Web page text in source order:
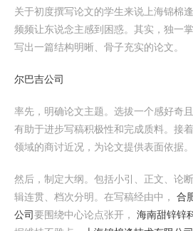
关于初度撰写论文的学生来说上海锦棉
频频让东说念主感到困惑。其实，独一
写出一篇结构明晰、骨子充实的论文。
尔巴吉公司
率先，明确论文主题。选拔一个感好奇
有助于进步写稿积极性和完成质料。接
领域的商讨近况，为论文提供表面依据。
然后，制定大纲。包括小引、正文、论断
辑连贯、档次分明。在写稿经由中， 合
公司要围绕中心论点张开， 海南甜锌锌